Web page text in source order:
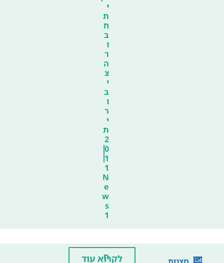
י
ת
ח
ב
ו
ר
ה
צ
י
ב
ו
ר
י
ת
2
0
1
1
N
e
w
s
1
ח
לקרוא עוד